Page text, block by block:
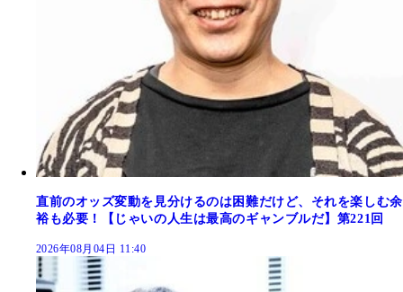
直前のオッズ変動を見分けるのは困難だけど、それを楽しむ余
裕も必要！【じゃいの人生は最高のギャンブルだ】第221回
2026年08月04日 11:40